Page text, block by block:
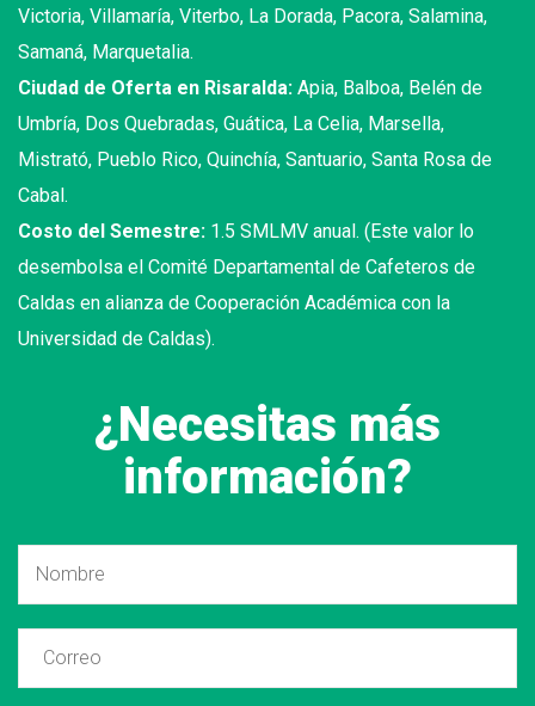
Victoria, Villamaría, Viterbo, La Dorada, Pacora, Salamina,
Samaná, Marquetalia.
Ciudad de Oferta en Risaralda: Apia, Balboa, Belén de
Umbría, Dos Quebradas, Guática, La Celia, Marsella,
Mistrató, Pueblo Rico, Quinchía, Santuario, Santa Rosa de
Cabal.
Costo del Semestre: 1.5 SMLMV anual. (Este valor lo
desembolsa el Comité Departamental de Cafeteros de
Caldas en alianza de Cooperación Académica con la
Universidad de Caldas).
¿Necesitas más
información?